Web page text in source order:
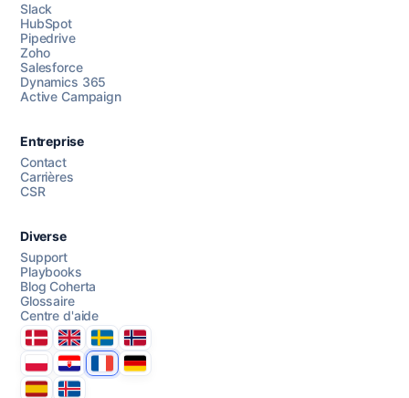
Chattez avec nous
Slack
HubSpot
Pipedrive
Zoho
Salesforce
Dynamics 365
Active Campaign
Entreprise
Contact
Carrières
CSR
Diverse
Support
Playbooks
Blog Coherta
Glossaire
Centre d'aide
DanmarkUnited Kingdom
SverigeNorge
PolskaHrvatskaFranceDeutschland